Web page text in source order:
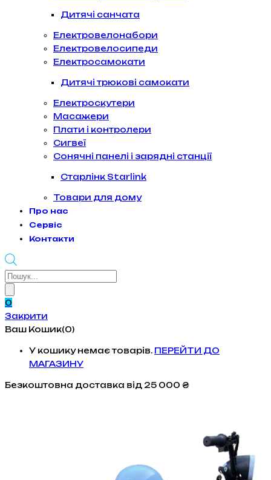
Дитячі санчата
Електровелонабори
Електровелосипеди
Електросамокати
Дитячі трюкові самокати
Електроскутери
Масажери
Плати і контролери
Сигвеї
Сонячні панелі і зарядні станції
Старлінк Starlink
Товари для дому
Про нас
Сервіс
Контакти
Products
0
Закрити
Ваш Кошик(0)
У кошику немає товарів. ПЕРЕЙТИ ДО
МАГАЗИНУ
Безкоштовна доставка від 25 000 ₴